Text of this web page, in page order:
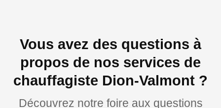
Vous avez des questions à
propos de nos services de
chauffagiste Dion-Valmont ?
Découvrez notre foire aux questions